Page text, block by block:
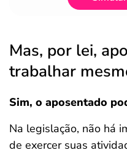
Mas, por lei,
trabalhar
Sim, o aposentado
Na legislação, não há
de exercer suas